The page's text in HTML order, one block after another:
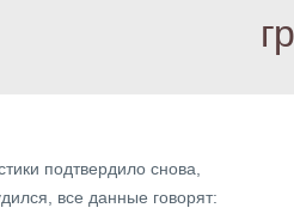
подтвердило снова,
все данные говорят: